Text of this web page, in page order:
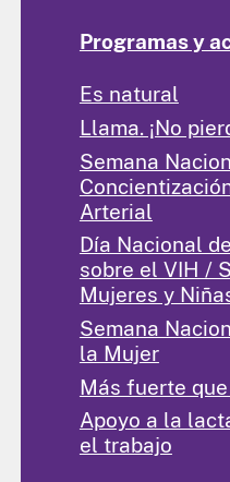
Programas y
Es natural
Llama. ¡No
Semana
Arterial
Día Nacional
sobre el VIH /
Mujeres y
Semana
la Mujer
Más fuerte
Apoyo a la
el trabajo